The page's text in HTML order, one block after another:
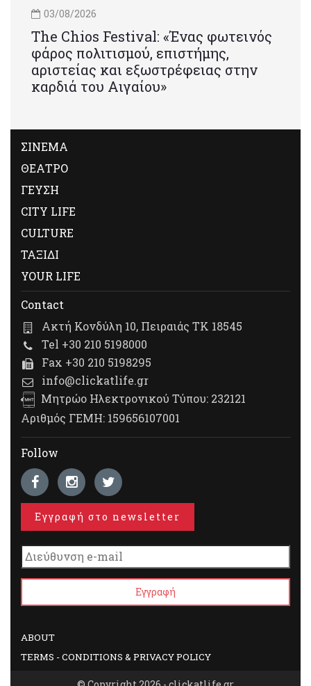
03/08/2026
Τhe Chios Festival: «Ένας φωτεινός
φάρος πολιτισμού, επιστήμης,
αριστείας και εξωστρέφειας στην
καρδιά του Αιγαίου»
ΣΙΝΕΜΑ
ΘΕΑΤΡΟ
ΓΕΥΣΗ
CITY LIFE
CULTURE
ΤΑΞΙΔΙ
YOUR LIFE
Contact
Ακτή Κονδύλη 10, Πειραιάς ΤΚ 18545
Tel +30 210 5198000
Fax +30 210 5198295
info@clickatlife.gr
Μητρώο Ηλεκτρονικού Τύπου: 232121
Αριθμός ΓΕΜΗ: 159656107001
Follow
Εγγραφή στο newsletter
ABOUT
TERMS - CONDITIONS & PRIVACY POLICY